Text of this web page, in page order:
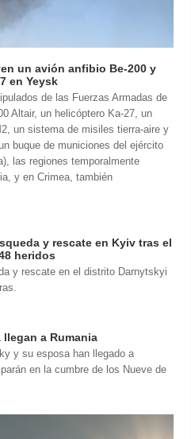
un avión anfibio Be-200 y
en Yeysk
de las Fuerzas Armadas de
Altair, un helicóptero Ka-27, un
un sistema de misiles tierra-aire y
buque de municiones del ejército
las regiones temporalmente
y en Crimea, también
y rescate en Kyiv tras el
heridos
y rescate en el distrito Darnytskyi
llegan a Rumania
y su esposa han llegado a
en la cumbre de los Nueve de